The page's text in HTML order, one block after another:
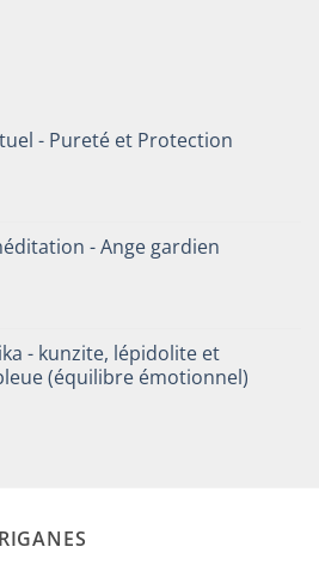
- Pureté et Protection
- Ange gardien
- kunzite, lépidolite et
(équilibre émotionnel)